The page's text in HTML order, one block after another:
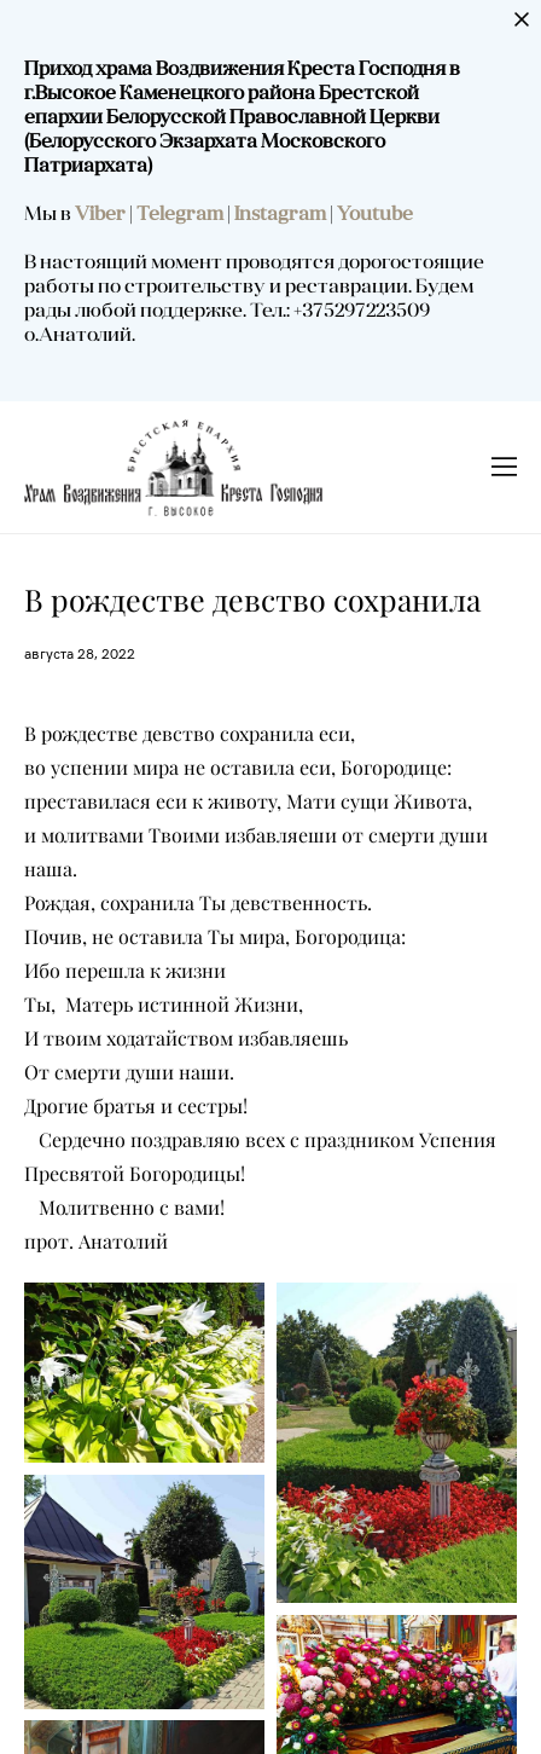
Приход храма Воздвижения Креста Господня в
г.Высокое Каменецкого района Брестской
епархии Белорусской Православной Церкви
(Белорусского Экзархата Московского
Патриархата)
Мы в Viber | Telegram| Instagram| Youtube
В настоящий момент проводятся дорогостоящие
работы по строительству и реставрации. Будем
рады любой поддержке. Тел.: +375297223509
о.Анатолий.
В рождестве девство сохранила
августа 28, 2022
В рождестве девство сохранила еси,
во успении мира не оставила еси, Богородице:
преставилася еси к животу, Мати сущи Живота,
и молитвами Твоими избавляеши от смерти души
наша.
Рож­дая, со­хра­ни­ла Ты дев­ствен­ность.
По­чив, не оста­ви­ла Ты ми­ра, Бо­го­ро­ди­ца:
Ибо пе­ре­шла к жиз­ни
Ты, Ма­терь истинной Жиз­ни,
И тво­им хо­да­тай­ством из­бав­ля­ешь
От смер­ти ду­ши на­ши.
Дрогие братья и сестры!
Сердечно поздравляю всех с праздником Успения
Пресвятой Богородицы!
Молитвенно с вами!
прот. Анатолий